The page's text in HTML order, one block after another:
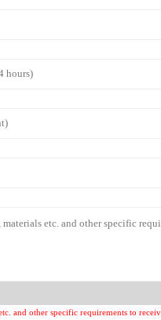
and other specific requirements to